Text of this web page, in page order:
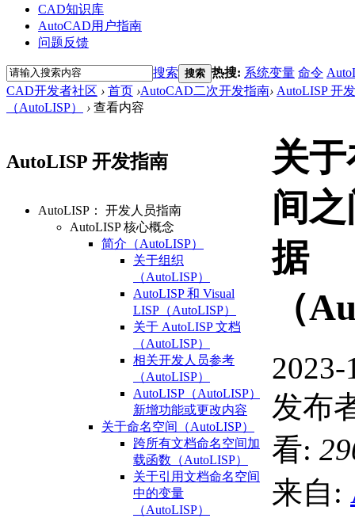
CAD知识库
AutoCAD用户指南
问题反馈
搜索 搜索 热搜: 系统变量 命令
CAD开发者社区 › 首页 ›AutoCAD二次开发指南› AutoLISP 开
（AutoLISP）
› 查看内容
AutoLISP 开发指南
AutoLISP： 开发人员指南
AutoLISP 核心概念
简介（AutoLISP）
关于组织
（AutoLISP）
AutoLISP 和 Visual
LISP（AutoLISP）
关于 AutoLISP 文档
（AutoLISP）
相关开发人员参考
（AutoLISP）
AutoLISP（AutoLISP）
新增功能或更改内容
关于命名空间（AutoLISP）
跨所有文档命名空间加
载函数（AutoLISP）
关于引用文档命名空间
中的变量
（AutoLISP）
关
间
据
（
2023-
发布
看:
来自: